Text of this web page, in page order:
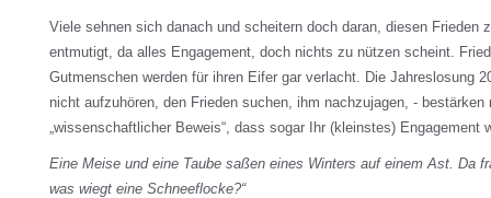
Viele sehnen sich danach und scheitern doch daran, diesen Frieden
entmutigt, da alles Engagement, doch nichts zu nützen scheint.
Gutmenschen werden für ihren Eifer gar verlacht. Die Jahreslosung
nicht aufzuhören, den Frieden suchen, ihm nachzujagen, - bestärken
„wissenschaftlicher Beweis“, dass sogar Ihr (kleinstes) Engagement
Eine Meise und eine Taube saßen eines Winters auf einem Ast. Da
was wiegt eine Schneeflocke?“